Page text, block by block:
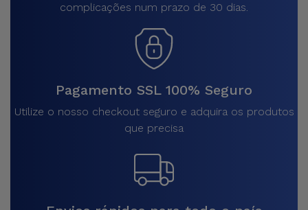
complicações num prazo de 30 dias.
Pagamento SSL 100% Seguro
Utilize o nosso checkout seguro e adquira os produtos
que precisa